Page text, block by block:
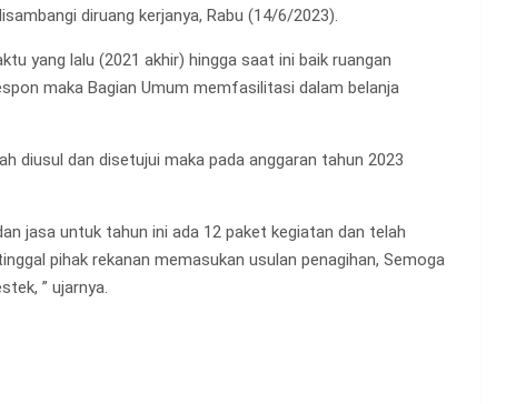
diruang kerjanya, Rabu (14/6/2023).
yang lalu (2021 akhir) hingga saat ini baik ruangan
maka Bagian Umum memfasilitasi dalam belanja
diusul dan disetujui maka pada anggaran tahun 2023
jasa untuk tahun ini ada 12 paket kegiatan dan telah
pihak rekanan memasukan usulan penagihan, Semoga
” ujarnya.